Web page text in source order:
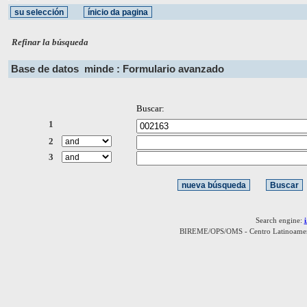
Refinar la búsqueda
Base de datos minde : Formulario avanzado
Buscar:
1
2
3
Search engine:
BIREME/OPS/OMS - Centro